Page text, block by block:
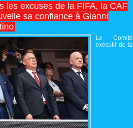
les excuses de la FIFA, la CAF
sa confiance à Gianni
Le Comité
exécutif de la